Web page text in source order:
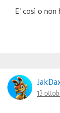
E’ così o
13